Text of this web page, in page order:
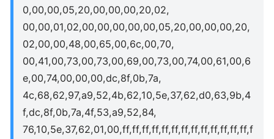
0,00,00,05,20,00,00,00,20,02,
00,00,01,02,00,00,00,00,00,05,20,00,00,00,20,
02,00,00,48,00,65,00,6c,00,70,
00,41,00,73,00,73,00,69,00,73,00,74,00,61,00,6
e,00,74,00,00,00,dc,8f,0b,7a,
4c,68,62,97,a9,52,4b,62,10,5e,37,62,d0,63,9b,4
f,dc,8f,0b,7a,4f,53,a9,52,84,
76,10,5e,37,62,01,00,ff,ff,ff,ff,ff,ff,ff,ff,ff,ff,ff,ff,ff,f